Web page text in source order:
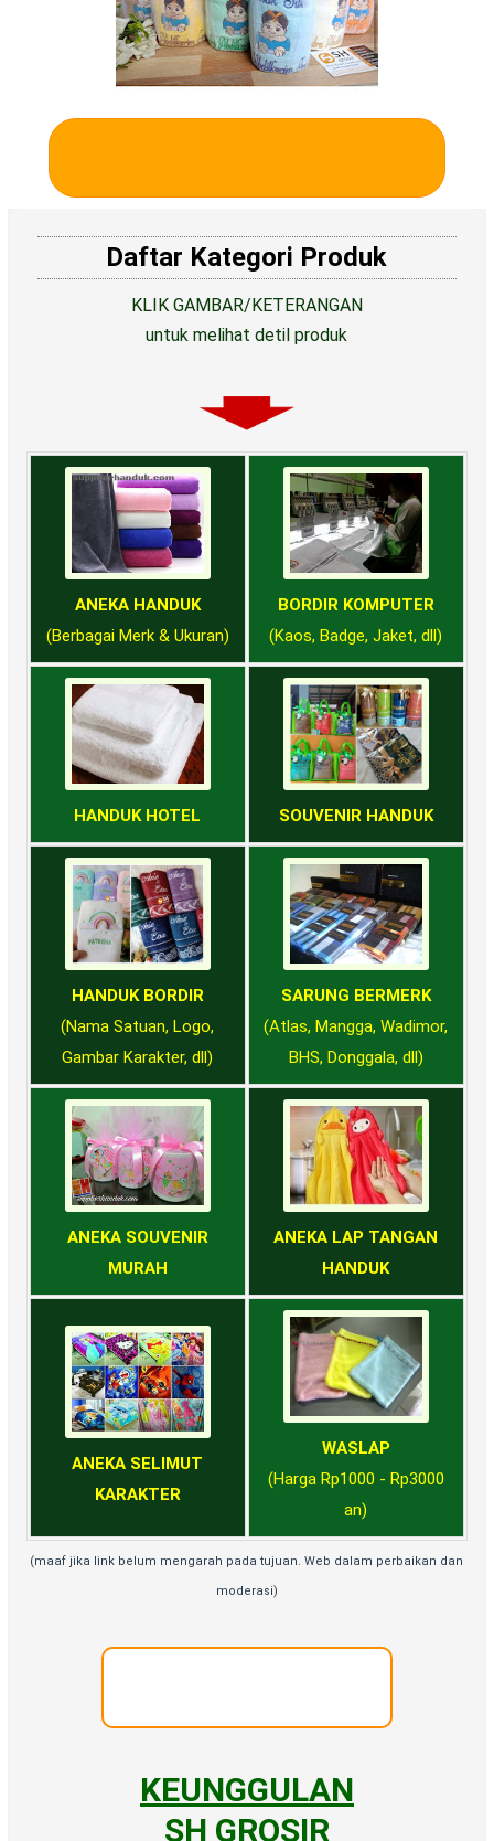
Daftar Kategori Produk
KLIK GAMBAR/KETERANGAN
untuk melihat detil produk
ANEKA HANDUK
(Berbagai Merk & Ukuran)
BORDIR KOMPUTER
(Kaos, Badge, Jaket, dll)
HANDUK HOTEL SOUVENIR HANDUK
HANDUK BORDIR
(Nama Satuan, Logo,
Gambar Karakter, dll)
SARUNG BERMERK
(Atlas, Mangga, Wadimor,
BHS, Donggala, dll)
ANEKA SOUVENIR
MURAH
ANEKA LAP TANGAN
HANDUK
ANEKA SELIMUT
KARAKTER
WASLAP
(Harga Rp1000 - Rp3000
an)
(maaf jika link belum mengarah pada tujuan. Web dalam perbaikan dan
moderasi)
KEUNGGULAN
SH GROSIR